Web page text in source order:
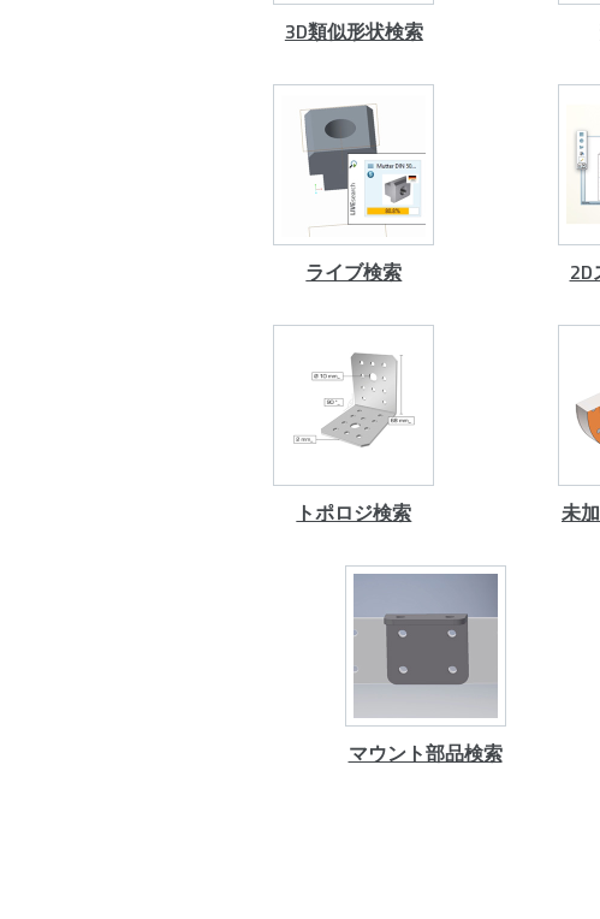
3D類似形状検索
ライブ検索
トポロジ検索 未
マウント部品検索